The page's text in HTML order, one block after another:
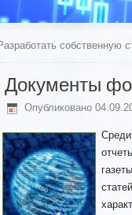
собственную
Документы
Опубликовано